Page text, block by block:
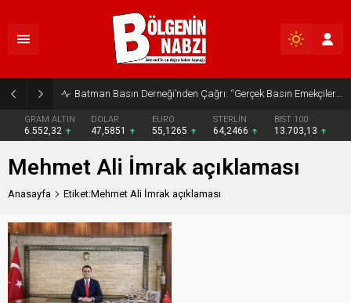
Batman Basın Derneği’nden Çağrı: “Gerçek Basın Emekçileri Desteklenmeli”
GRAM ALTIN
6.552,32
DOLAR
47,5851
EURO
55,1265
STERLİN
64,2466
BIST 100
13.703,13
Mehmet Ali İmrak açıklaması
Anasayfa Etiket:Mehmet Ali İmrak açıklaması